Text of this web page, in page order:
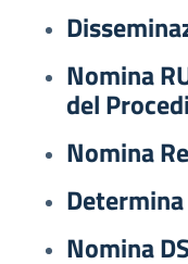
Nomina
del
Nomina
Nomina